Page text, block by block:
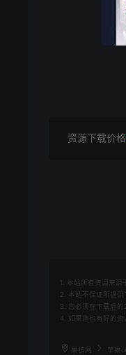
资源下载价格
1. 本站所有资源来
2. 本站不保证所提供
3. 您必须在下载后
4. 如果您也有好的资
果核网 苹果